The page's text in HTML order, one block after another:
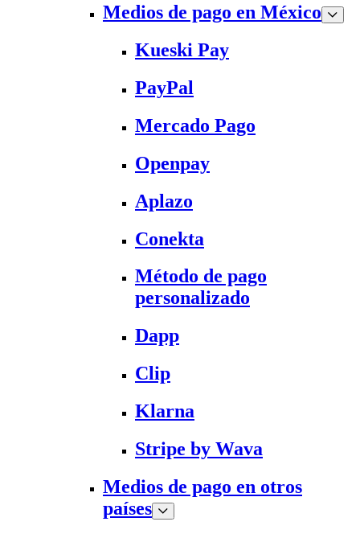
Medios de pago en México
Kueski Pay
PayPal
Mercado Pago
Openpay
Aplazo
Conekta
Método de pago
personalizado
Dapp
Clip
Klarna
Stripe by Wava
Medios de pago en otros
países